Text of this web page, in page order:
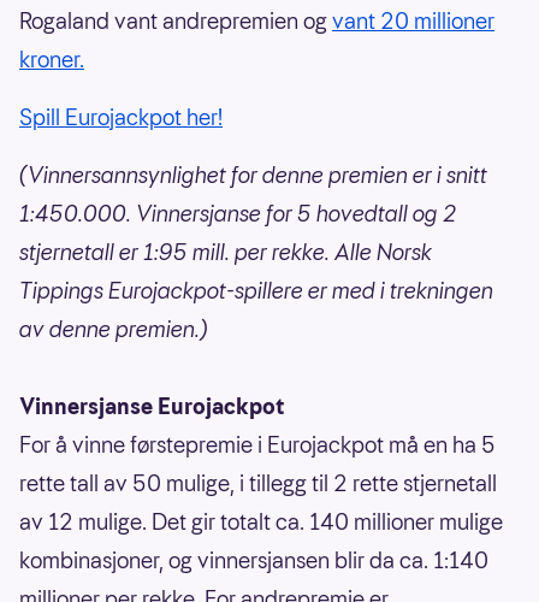
Rogaland vant andrepremien ogvant 20 millioner
kroner.
Spill Eurojackpot her!
(Vinnersannsynlighet for denne premien er i snitt
1:450.000. Vinnersjanse for 5 hovedtall og 2
stjernetall er 1:95 mill. per rekke. Alle Norsk
Tippings Eurojackpot-spillere er med i trekningen
av denne premien.)
Vinnersjanse Eurojackpot
For å vinne førstepremie i Eurojackpot må en ha 5
rette tall av 50 mulige, i tillegg til 2 rette stjernetall
av 12 mulige. Det gir totalt ca. 140 millioner mulige
kombinasjoner, og vinnersjansen blir da ca. 1:140